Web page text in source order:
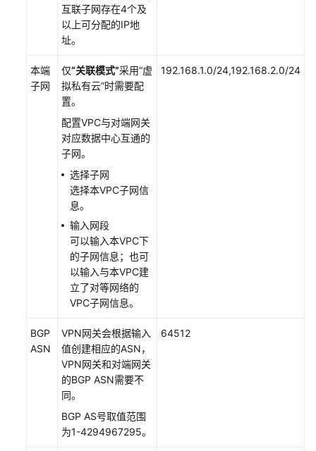
故
文
档
互联子网存在4个及
以上可分配的IP地
址。
本端
子网
仅“关联模式”采用“虚
拟私有云”时需要配
置。
配置VPC与对端网关
对应数据中心互通的
子网。
选择子网
选择本VPC子网信
息。
输入网段
可以输入本VPC下
的子网信息；也可
以输入与本VPC建
立了对等网络的
VPC子网信息。
192.168.1.0/24,192.168.2.0/24
BGP
ASN
VPN网关会根据输入
值创建相应的ASN，
VPN网关和对端网关
的BGP ASN需要不
同。
BGP AS号取值范围
为1-4294967295。
64512